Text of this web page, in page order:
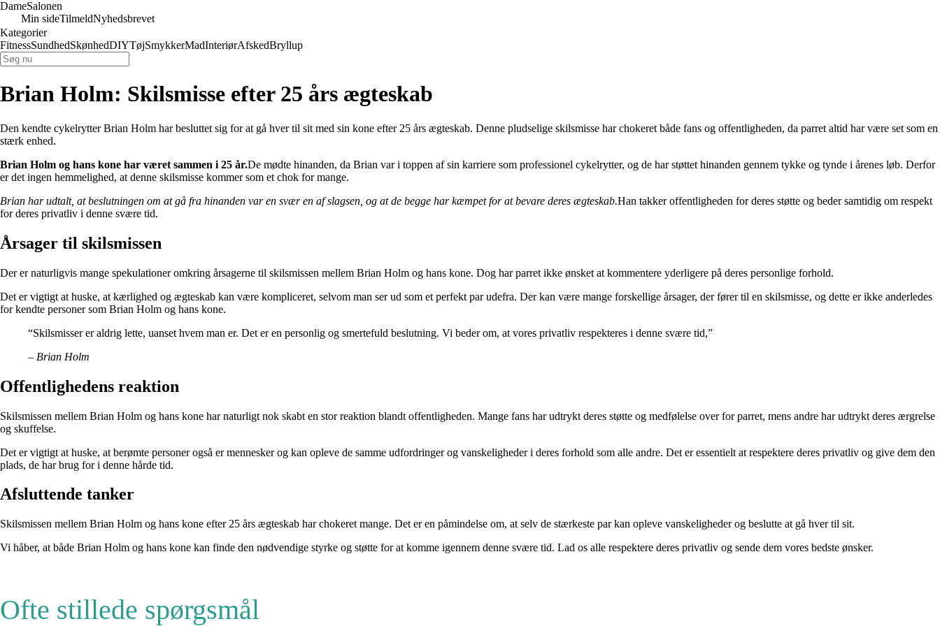
DameSalonen
Min sideTilmeldNyhedsbrevet
Kategorier
FitnessSundhedSkønhedDIYTøjSmykkerMadInteriørAfskedBryllup
Brian Holm: Skilsmisse efter 25 års ægteskab
Den kendte cykelrytter Brian Holm har besluttet sig for at gå hver til sit med sin kone efter 25 års ægteskab. Denne pludselige skilsmisse har chokeret både fans og offentligheden, da parret altid har være set som en
stærk enhed.
Brian Holm og hans kone har været sammen i 25 år.De mødte hinanden, da Brian var i toppen af sin karriere som professionel cykelrytter, og de har støttet hinanden gennem tykke og tynde i årenes løb. Derfor
er det ingen hemmelighed, at denne skilsmisse kommer som et chok for mange.
Brian har udtalt, at beslutningen om at gå fra hinanden var en svær en af slagsen, og at de begge har kæmpet for at bevare deres ægteskab.Han takker offentligheden for deres støtte og beder samtidig om respekt
for deres privatliv i denne svære tid.
Årsager til skilsmissen
Der er naturligvis mange spekulationer omkring årsagerne til skilsmissen mellem Brian Holm og hans kone. Dog har parret ikke ønsket at kommentere yderligere på deres personlige forhold.
Det er vigtigt at huske, at kærlighed og ægteskab kan være kompliceret, selvom man ser ud som et perfekt par udefra. Der kan være mange forskellige årsager, der fører til en skilsmisse, og dette er ikke anderledes
for kendte personer som Brian Holm og hans kone.
“Skilsmisser er aldrig lette, uanset hvem man er. Det er en personlig og smertefuld beslutning. Vi beder om, at vores privatliv respekteres i denne svære tid,”
– Brian Holm
Offentlighedens reaktion
Skilsmissen mellem Brian Holm og hans kone har naturligt nok skabt en stor reaktion blandt offentligheden. Mange fans har udtrykt deres støtte og medfølelse over for parret, mens andre har udtrykt deres ærgrelse
og skuffelse.
Det er vigtigt at huske, at berømte personer også er mennesker og kan opleve de samme udfordringer og vanskeligheder i deres forhold som alle andre. Det er essentielt at respektere deres privatliv og give dem den
plads, de har brug for i denne hårde tid.
Afsluttende tanker
Skilsmissen mellem Brian Holm og hans kone efter 25 års ægteskab har chokeret mange. Det er en påmindelse om, at selv de stærkeste par kan opleve vanskeligheder og beslutte at gå hver til sit.
Vi håber, at både Brian Holm og hans kone kan finde den nødvendige styrke og støtte for at komme igennem denne svære tid. Lad os alle respektere deres privatliv og sende dem vores bedste ønsker.
Ofte stillede spørgsmål